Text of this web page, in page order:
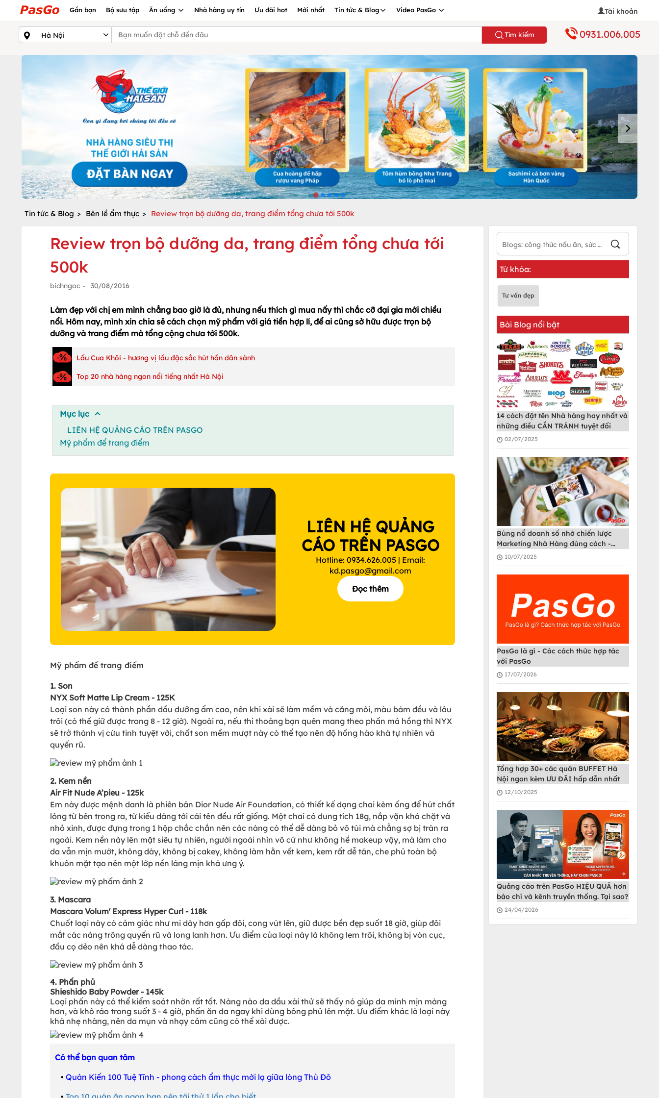
Gần bạn Bộ sưu tập Ăn uống Nhà hàng uy tín Ưu đãi hot Mới nhất Tin tức & Blog Video PasGo Tài khoản
Tìm kiếm 0931.006.005
Tin tức & Blog > Bên lề ẩm thực > Review trọn bộ dưỡng da, trang điểm tổng chưa tới 500k
Review trọn bộ dưỡng da, trang điểm tổng chưa tới
500k
bichngoc - 30/08/2016
Làm đẹp với chị em mình chẳng bao giờ là đủ, nhưng nếu thích gì mua nấy thì chắc cỡ đại gia mới chiều
nổi. Hôm nay, mình xin chia sẻ cách chọn mỹ phẩm với giá tiền hợp lí, để ai cũng sở hữu được trọn bộ
dưỡng và trang điểm mà tổng cộng chưa tới 500k.
Lẩu Cua Khôi - hương vị lẩu đặc sắc hút hồn dân sành
Top 20 nhà hàng ngon nổi tiếng nhất Hà Nội
Mục lục
LIÊN HỆ QUẢNG CÁO TRÊN PASGO
Mỹ phẩm để trang điểm
LIÊN HỆ QUẢNG
CÁO TRÊN PASGO
Hotline: 0934.626.005 | Email:
kd.pasgo@gmail.com
Đọc thêm
Mỹ phẩm để trang điểm
1. Son
NYX Soft Matte Lip Cream - 125K
Loại son này có thành phần dầu dưỡng ẩm cao, nên khi xài sẽ làm mềm và căng môi, màu bám đều và lâu
trôi (có thể giữ được trong 8 - 12 giờ). Ngoài ra, nếu thi thoảng bạn quên mang theo phấn má hồng thì NYX
sẽ trở thành vị cứu tinh tuyệt vời, chất son mềm mượt này có thể tạo nên độ hồng hào khá tự nhiên và
quyến rũ.
2. Kem nền
Air Fit Nude A’pieu - 125k
Em này được mệnh danh là phiên bản Dior Nude Air Foundation, có thiết kế dạng chai kèm ống để hút chất
lỏng từ bên trong ra, từ kiểu dáng tới cái tên đều rất giống. Một chai có dung tích 18g, nắp vặn khá chặt và
nhỏ xinh, được đựng trong 1 hộp chắc chắn nên các nàng có thể dễ dàng bỏ vô túi mà chẳng sợ bị tràn ra
ngoài. Kem nền này lên mặt siêu tự nhiên, người ngoài nhìn vô cứ như không hề makeup vậy, mà làm cho
da vẫn mịn mướt, không dày, không bị cakey, không làm hằn vết kem, kem rất dễ tán, che phủ toàn bộ
khuôn mặt tạo nên một lớp nền láng mịn khá ưng ý.
3. Mascara
Mascara Volum' Express Hyper Curl - 118k
Chuốt loại này có cảm giác như mi dày hơn gấp đôi, cong vút lên, giữ được bền đẹp suốt 18 giờ, giúp đôi
mắt các nàng trông quyến rũ và long lanh hơn. Ưu điểm của loại này là không lem trôi, không bị vón cục,
đầu cọ dẻo nên khá dễ dàng thao tác.
4. Phấn phủ
Shieshido Baby Powder - 145k
Loại phấn này có thể kiểm soát nhờn rất tốt. Nàng nào da dầu xài thử sẽ thấy nó giúp da mình mịn màng
hơn, và khô ráo trong suốt 3 - 4 giờ, phấn ăn da ngay khi dùng bông phủ lên mặt. Ưu điểm khác là loại này
khá nhẹ nhàng, nên da mụn và nhạy cảm cũng có thể xài được.
Có thể bạn quan tâm
• Quán Kiến 100 Tuệ Tĩnh - phong cách ẩm thực mới lạ giữa lòng Thủ Đô
Từ khóa:
Tư vấn đẹp
Bài Blog nổi bật
14 cách đặt tên Nhà hàng hay nhất và
những điều CẦN TRÁNH tuyệt đối
02/07/2025
Bùng nổ doanh số nhờ chiến lược
Marketing Nhà Hàng đúng cách -
PasGo
10/07/2025
PasGo là gì - Các cách thức hợp tác
với PasGo
17/07/2026
Tổng hợp 30+ các quán BUFFET Hà
Nội ngon kèm ƯU ĐÃI hấp dẫn nhất
12/10/2025
Quảng cáo trên PasGo HIỆU QUẢ hơn
báo chí và kênh truyền thống. Tại sao?
24/04/2026